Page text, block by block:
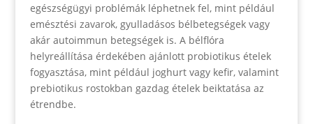
egészségügyi problémák léphetnek fel, mint például
emésztési zavarok, gyulladásos bélbetegségek vagy
akár autoimmun betegségek is. A bélflóra
helyreállítása érdekében ajánlott probiotikus ételek
fogyasztása, mint például joghurt vagy kefir, valamint
prebiotikus rostokban gazdag ételek beiktatása az
étrendbe.